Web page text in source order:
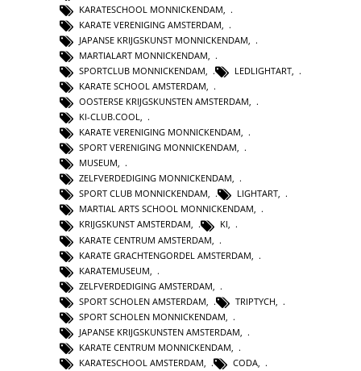
KARATESCHOOL MONNICKENDAM
KARATE VERENIGING AMSTERDAM
JAPANSE KRIJGSKUNST MONNICKENDAM
MARTIALART MONNICKENDAM
SPORTCLUB MONNICKENDAM
LEDLIGHTART
KARATE SCHOOL AMSTERDAM
OOSTERSE KRIJGSKUNSTEN AMSTERDAM
KI-CLUB.COOL,
KARATE VERENIGING MONNICKENDAM,
SPORT VERENIGING MONNICKENDAM,
MUSEUM,
ZELFVERDEDIGING MONNICKENDAM,
SPORT CLUB MONNICKENDAM, LIGHTART,
MARTIAL ARTS SCHOOL MONNICKENDAM,
KRIJGSKUNST AMSTERDAM, KI,
KARATE CENTRUM AMSTERDAM
KARATE GRACHTENGORDEL AMSTERDAM
KARATEMUSEUM
ZELFVERDEDIGING AMSTERDAM
SPORT SCHOLEN AMSTERDAM
TRIPTYCH
SPORT SCHOLEN MONNICKENDAM
JAPANSE KRIJGSKUNSTEN AMSTERDAM
KARATE CENTRUM MONNICKENDAM
KARATESCHOOL AMSTERDAM, CODA,